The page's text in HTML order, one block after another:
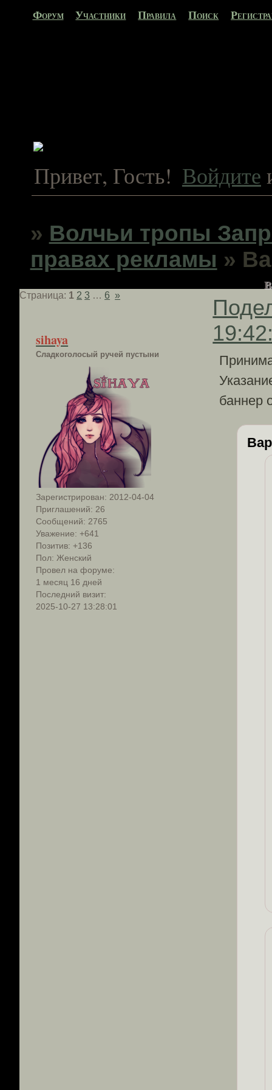
Форум Участники Правила Поиск
Привет, Гость! Войдите
» Волчьи тропы
правах рекламы »
Страница: 1 2 3 … 6 »
sihaya
Сладкоголосый ручей пустыни
Зарегистрирован: 2012-04-04
Приглашений: 26
Сообщений: 2765
Уважение: +641
Позитив: +136
Пол: Женский
Провел на форуме:
1 месяц 16 дней
Последний визит:
2025-10-27 13:28:01
баннер